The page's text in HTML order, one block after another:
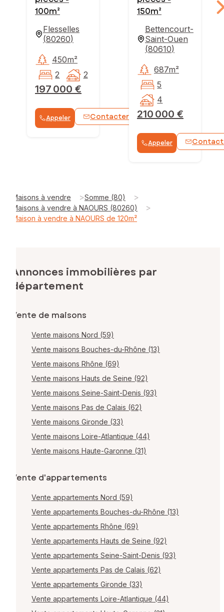
100m²
Flesselles
(80260)
197 000 €
450m²
2
2
Appeler Contacter WhatsApp
150m²
Bettencourt-
Saint-Ouen
(80610)
210 000 €
687m²
5
4
Appeler
Maisons à vendre >Somme (80) >
Maisons à vendre à NAOURS (80260) >
Maison à vendre à NAOURS de 120m²
Annonces immobilières par
département
Vente de maisons
Vente maisons Nord (59)
Vente maisons Bouches-du-Rhône (13)
Vente maisons Rhône (69)
Vente maisons Hauts de Seine (92)
Vente maisons Seine-Saint-Denis (93)
Vente maisons Pas de Calais (62)
Vente maisons Gironde (33)
Vente maisons Loire-Atlantique (44)
Vente maisons Haute-Garonne (31)
Vente d'appartements
Vente appartements Nord (59)
Vente appartements Bouches-du-Rhône (13)
Vente appartements Rhône (69)
Vente appartements Hauts de Seine (92)
Vente appartements Seine-Saint-Denis (93)
Vente appartements Pas de Calais (62)
Vente appartements Gironde (33)
Vente appartements Loire-Atlantique (44)